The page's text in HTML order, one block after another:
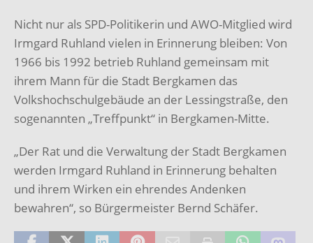
Nicht nur als SPD-Politikerin und AWO-Mitglied wird
Irmgard Ruhland vielen in Erinnerung bleiben: Von
1966 bis 1992 betrieb Ruhland gemeinsam mit
ihrem Mann für die Stadt Bergkamen das
Volkshochschulgebäude an der Lessingstraße, den
sogenannten „Treffpunkt“ in Bergkamen-Mitte.
„Der Rat und die Verwaltung der Stadt Bergkamen
werden Irmgard Ruhland in Erinnerung behalten
und ihrem Wirken ein ehrendes Andenken
bewahren“, so Bürgermeister Bernd Schäfer.